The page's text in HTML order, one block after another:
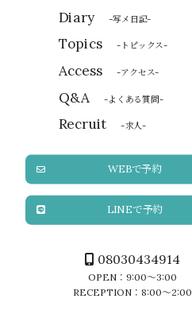
Diary -写メ日記-
Topics -トピックス-
Access -アクセス-
Q&A -よくある質問-
Recruit -求人-
WEBで予約
LINEで予約
08030434914
OPEN：9:00～3:00
RECEPTION：8:00～2:00